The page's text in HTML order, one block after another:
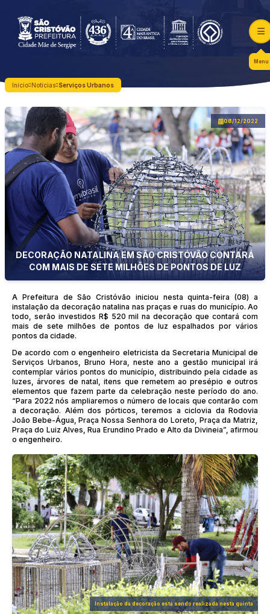
Menu
Início Notícias Serviços Urbanos
08/12/2022
DECORAÇÃO NATALINA EM SÃO CRISTÓVÃO CONTARÁ
COM MAIS DE SETE MILHÕES DE PONTOS DE LUZ
A Prefeitura de São Cristóvão iniciou nesta quinta-feira (08) a
instalação da decoração natalina nas praças e ruas do município. Ao
todo, serão investidos R$ 520 mil na decoração que contará com
mais de sete milhões de pontos de luz espalhados por vários
pontos da cidade.
De acordo com o engenheiro eletricista da Secretaria Municipal de
Serviços Urbanos, Bruno Hora, neste ano a gestão municipal irá
contemplar vários pontos do município, distribuindo pela cidade as
luzes, árvores de natal, itens que remetem ao presépio e outros
elementos que fazem parte da celebração neste período do ano.
“Para 2022 nós ampliaremos o número de locais que contarão com
a decoração. Além dos pórticos, teremos a ciclovia da Rodovia
João Bebe-Água, Praça Nossa Senhora do Loreto, Praça da Matriz,
Praça do Luiz Alves, Rua Erundino Prado e Alto da Divineia”, afirmou
o engenheiro.
Instalação da decoração está sendo realizada nesta quinta